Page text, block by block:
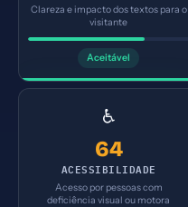
Clareza e impacto dos textos para o
visitante
Aceitável
♿
64
ACESSIBILIDADE
Acesso por pessoas com
deficiência visual ou motora